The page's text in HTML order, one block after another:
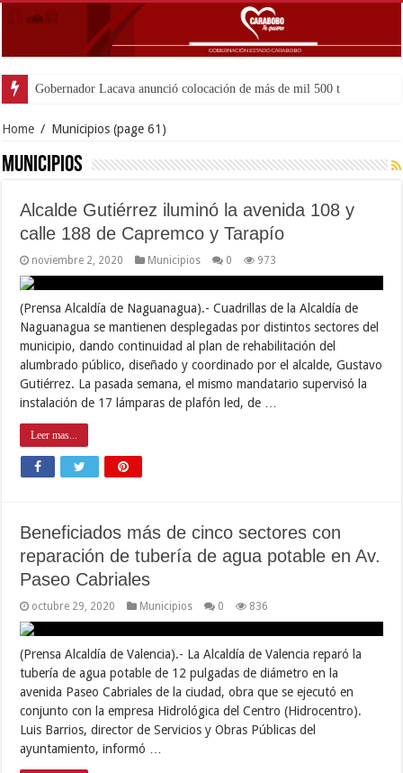
Home / Municipios (page 61)
Municipios
Alcalde Gutiérrez iluminó la avenida 108 y
calle 188 de Capremco y Tarapío
noviembre 2, 2020 Municipios 0 973
(Prensa Alcaldía de Naguanagua).- Cuadrillas de la Alcaldía de
Naguanagua se mantienen desplegadas por distintos sectores del
municipio, dando continuidad al plan de rehabilitación del
alumbrado público, diseñado y coordinado por el alcalde, Gustavo
Gutiérrez. La pasada semana, el mismo mandatario supervisó la
instalación de 17 lámparas de plafón led, de …
Leer mas...
Beneficiados más de cinco sectores con
reparación de tubería de agua potable en Av.
Paseo Cabriales
octubre 29, 2020 Municipios 0 836
(Prensa Alcaldía de Valencia).- La Alcaldía de Valencia reparó la
tubería de agua potable de 12 pulgadas de diámetro en la
avenida Paseo Cabriales de la ciudad, obra que se ejecutó en
conjunto con la empresa Hidrológica del Centro (Hidrocentro).
Luis Barrios, director de Servicios y Obras Públicas del
ayuntamiento, informó …